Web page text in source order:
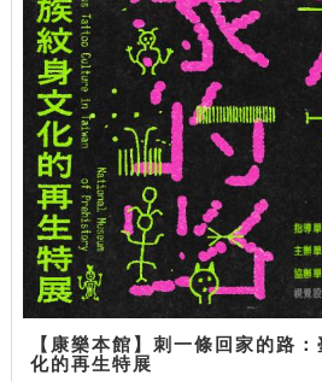
【康樂本館】刺一條回家的路
化的再生特展